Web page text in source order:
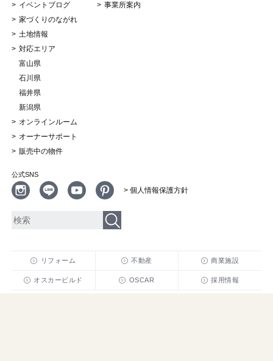
イベントブログ
家づくりのながれ
土地情報
対応エリア
富山県
石川県
福井県
新潟県
オンラインルーム
オーナーサポート
販売中の物件
事業所案内
公式SNS
> 個人情報保護方針
リフォーム 不動産 商業施設
オスカービルド OSCAR 採用情報